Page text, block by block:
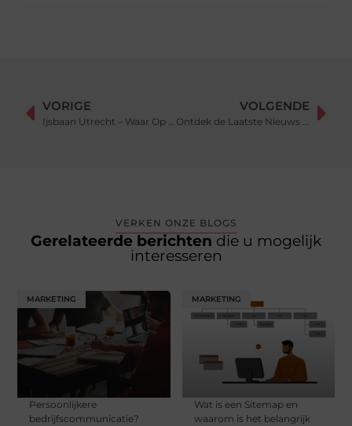
VORIGE
Ijsbaan Utrecht – Waar Op Letten?
VOLGENDE
Ontdek de Laatste Nieuws en Evenementen in Venlo
VERKEN ONZE BLOGS
Gerelateerde berichten die u mogelijk
interesseren
MARKETING
Persoonlijkere
bedrijfscommunicatie?
MARKETING
Wat is een Sitemap en
waarom is het belangrijk